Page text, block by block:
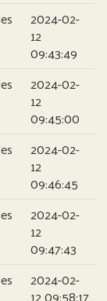
2024-02-
12
09:43:49
2024-02-
12
09:45:00
2024-02-
12
09:46:45
2024-02-
12
09:47:43
2024-02-
12 09:58:17